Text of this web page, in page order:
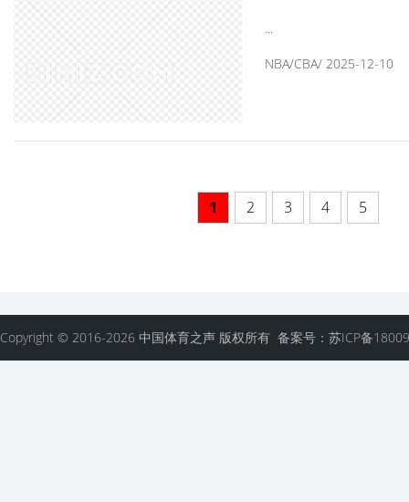
...
NBA/CBA/ 2025-12-10
1 2 3 4 5
Copyright © 2016-2026 中国体育之声 版权所有 备案号：苏ICP备